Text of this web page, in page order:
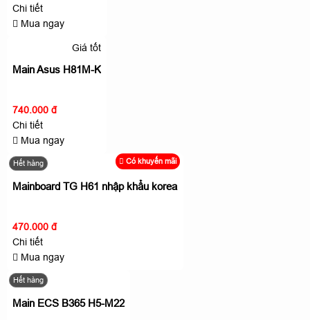
Chi tiết
Mua ngay
Giá tốt
Main Asus H81M-K
740.000 đ
Chi tiết
Mua ngay
Có khuyến mãi
Hết hàng
Mainboard TG H61 nhập khẩu korea
470.000 đ
Chi tiết
Mua ngay
Hết hàng
Main ECS B365 H5-M22